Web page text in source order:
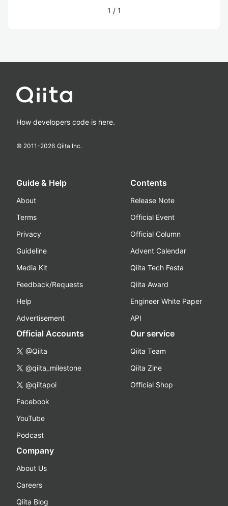
1 / 1
How developers code is here.
© 2011-2026 Qiita Inc.
Guide & Help
About
Terms
Privacy
Guideline
Media Kit
Feedback/Requests
Help
Advertisement
Contents
Release Note
Official Event
Official Column
Advent Calendar
Qiita Tech Festa
Qiita Award
Engineer White Paper
API
Official Accounts
@Qiita
@qiita_milestone
@qiitapoi
Facebook
YouTube
Podcast
Our service
Qiita Team
Qiita Zine
Official Shop
Company
About Us
Careers
Qiita Blog